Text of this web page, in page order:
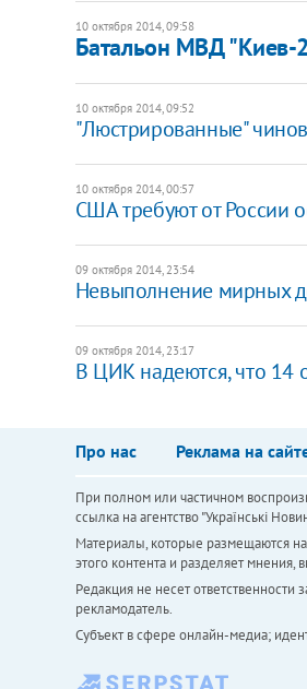
10 октября 2014, 09:58
Батальон МВД "Киев-
10 октября 2014, 09:52
"Люстрированные"
10 октября 2014, 00:57
CША требуют от России
09 октября 2014, 23:54
Невыполнение мирных
09 октября 2014, 23:17
В ЦИК надеются, что 14
Про нас Реклама на
При полном или частичном
ссылка на агентство "Українськi
Материалы, которые размещаются
этого контента и разделяет мнения,
Редакция не несет
рекламодатель.
Субъект в сфере онлайн-медиа;